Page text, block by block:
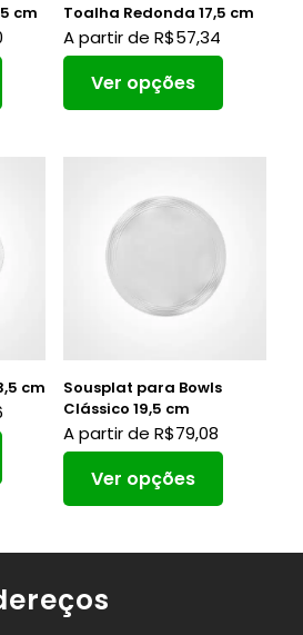
cm Toalha Redonda 17,5 cm
A partir de R$57,34
Ver opções
cm
Sousplat para Bowls
Clássico 19,5 cm
A partir de R$79,08
Ver opções